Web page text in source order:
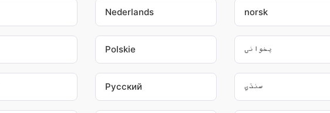
Nederlands norsk
Polskie پخوانی
Pусский سنڌي